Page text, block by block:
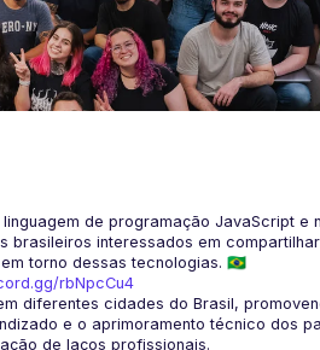
de programação JavaScript e
brasileiros interessados em
rbNpcCu4
diferentes cidades do Brasil,
e o aprimoramento técnico dos